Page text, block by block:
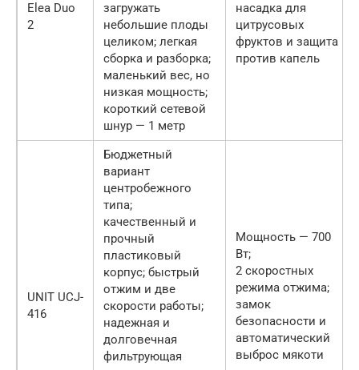
Elea Duo
2
загружать
небольшие плоды
целиком; легкая
сборка и разборка;
маленький вес, но
низкая мощность;
короткий сетевой
шнур — 1 метр
насадка для
цитрусовых
фруктов и защита
против капель
UNIT UCJ-
416
Бюджетный
вариант
центробежного
типа;
качественный и
прочный
пластиковый
корпус; быстрый
отжим и две
скорости работы;
надежная и
долговечная
фильтрующая
Мощность — 700
Вт;
2 скоростных
режима отжима;
замок
безопасности и
автоматический
выброс мякоти